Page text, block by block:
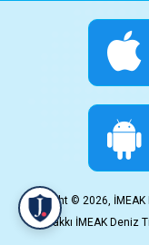
Copyright © 2026,
hakkı İMEAK Deniz